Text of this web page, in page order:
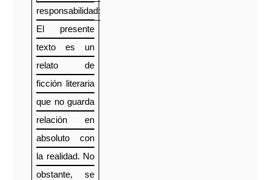
responsabilidad:
El presente
texto es un
relato de
ficción literaria
que no guarda
relación en
absoluto con
la realidad. No
obstante, se